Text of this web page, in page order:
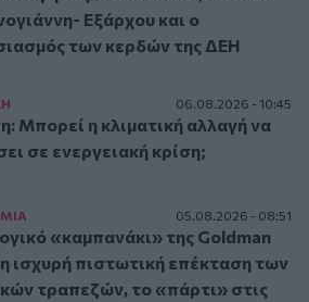
Εξάρχου και ο
των κερδών της ΔΕΗ
06.08.2026 - 10:45
Μπορεί η κλιματική αλλαγή να
σε ενεργειακή κρίση;
05.08.2026 - 08:51
«καμπανάκι» της Goldman
η ισχυρή πιστωτική επέκταση των
τραπεζών, το «πάρτι» στις